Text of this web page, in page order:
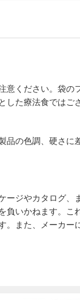
意ください。袋の
た療法食ではご
品の色調、硬さ
ジやカタログ、
いかねます。こ
。また、メーカ